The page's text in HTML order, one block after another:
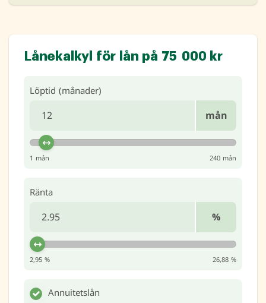
Lånekalkyl för lån på 75 000 kr
Löptid (månader)
mån
1 mån 240 mån
Ränta
%
2,95 % 26,88 %
Annuitetslån